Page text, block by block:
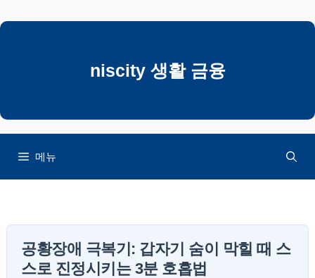
텐
뛰
niscity 생활 금융
메뉴
공황장애 극복기: 갑자기 숨이 막힐 때 스
스로 진정시키는 3분 호흡법